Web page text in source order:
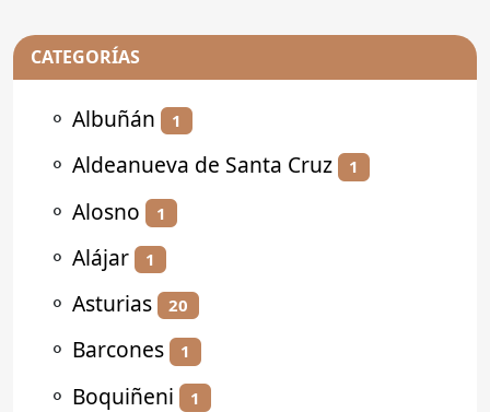
CATEGORÍAS
⚬ Albuñán 1
⚬ Aldeanueva de Santa Cruz 1
⚬ Alosno 1
⚬ Alájar 1
⚬ Asturias 20
⚬ Barcones 1
⚬ Boquiñeni 1